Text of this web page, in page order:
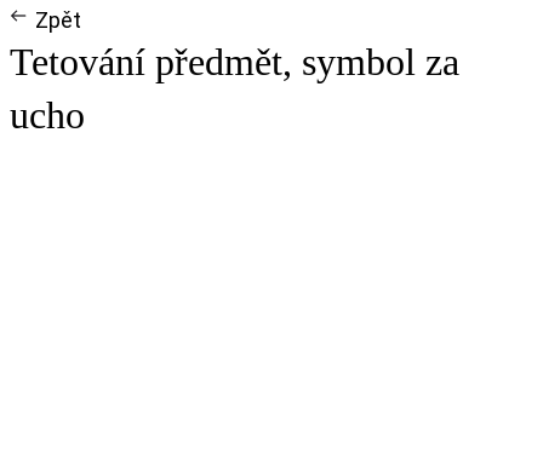
Zpět
Tetování předmět, symbol za
ucho